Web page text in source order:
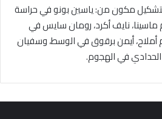
مكون من: ياسين بونو في حراسة
نايف أكرد، رومان سايس في
أملاح، أيمن برقوق في الوسط، وسفيان
في الهجوم.